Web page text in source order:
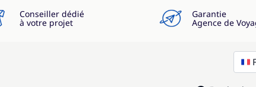
Conseiller dédié
à votre projet
Garantie
Agence de